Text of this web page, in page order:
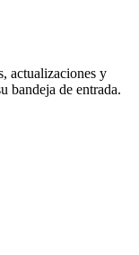
actualizaciones y
bandeja de entrada.